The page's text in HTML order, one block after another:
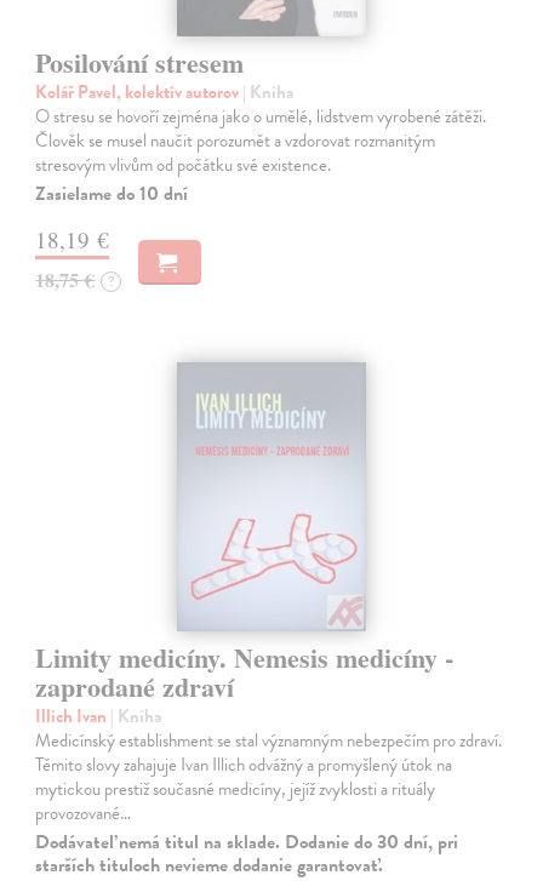
Posilování stresem
Kolář Pavel, kolektív autorov| Kniha
O stresu se hovoří zejména jako o umělé, lidstvem vyrobené zátěži.
Člověk se musel naučit porozumět a vzdorovat rozmanitým
stresovým vlivům od počátku své existence.
Zasielame do 10 dní
18,19 €
18,75 € ?
Limity medicíny. Nemesis medicíny -
zaprodané zdraví
Illich Ivan | Kniha
Medicínský establishment se stal významným nebezpečím pro zdraví.
Těmito slovy zahajuje Ivan Illich odvážný a promyšlený útok na
mytickou prestiž současné medicíny, jejíž zvyklosti a rituály
provozované…
Dodávateľ nemá titul na sklade. Dodanie do 30 dní, pri
starších tituloch nevieme dodanie garantovať.